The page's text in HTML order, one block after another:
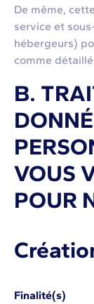
De même,
service et
hébergeurs)
comme
B.
VOUS
POUR
Finalité(s)